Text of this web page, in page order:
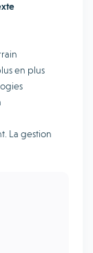
en plus
La gestion